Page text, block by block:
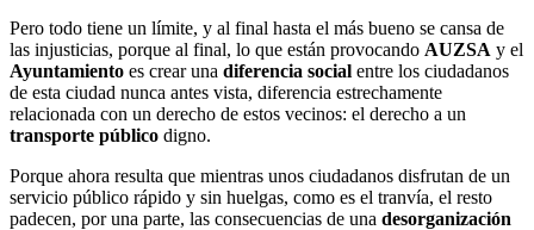
Pero todo tiene un límite, y al final hasta el más bueno se cansa de
las injusticias, porque al final, lo que están provocando AUZSA y el
Ayuntamiento es crear una diferencia social entre los ciudadanos
de esta ciudad nunca antes vista, diferencia estrechamente
relacionada con un derecho de estos vecinos: el derecho a un
transporte público digno.
Porque ahora resulta que mientras unos ciudadanos disfrutan de un
servicio público rápido y sin huelgas, como es el tranvía, el resto
padecen, por una parte, las consecuencias de una desorganización